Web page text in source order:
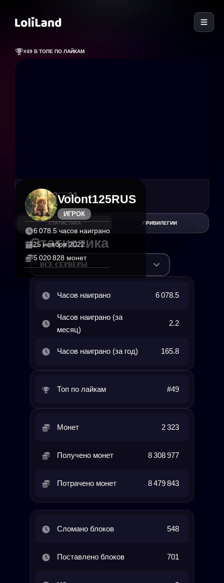
#49 В ТОПЕ ПО ЛАЙКАМ
ИГРОК
Volont125RUS
6 078.5 часов наиграно
25 ноября 2022
5 020 828 монет
222 21
СТАТИСТИКА ПРИВИЛЕГИИ
Статистика
ВСЕ СЕРВЕРЫ
Часов наиграно 6 078.5
Часов наиграно (за
месяц)
2.2
Часов наиграно (за год) 165.8
Топ по лайкам #49
Монет 2 323
Получено монет 8 308 977
Потрачено монет 8 479 843
Сломано блоков 548
Поставлено блоков 701